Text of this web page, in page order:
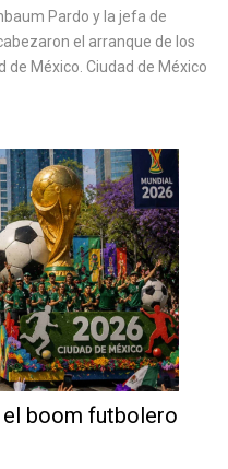
Pardo y la jefa de
el arranque de los
México. Ciudad de México
boom futbolero